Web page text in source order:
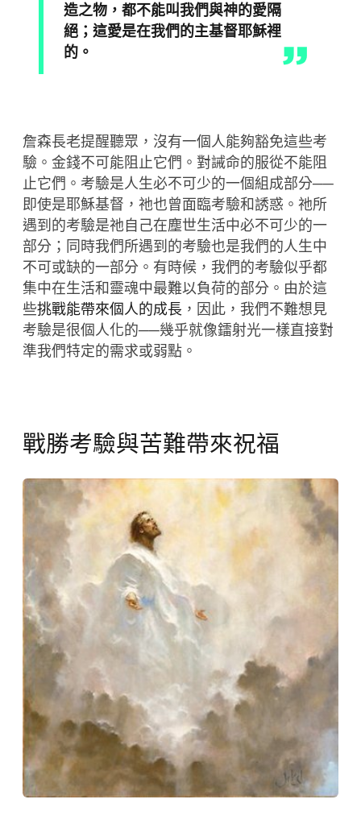
造之物，都不能叫我們與神的愛隔
絕；這愛是在我們的主基督耶穌裡
的。
詹森長老提醒聽眾，沒有一個人能夠豁免這些考
驗。金錢不可能阻止它們。對誡命的服從不能阻
止它們。考驗是人生必不可少的一個組成部分──
即使是耶穌基督，祂也曾面臨考驗和誘惑。祂所
遇到的考驗是祂自己在塵世生活中必不可少的一
部分；同時我們所遇到的考驗也是我們的人生中
不可或缺的一部分。有時候，我們的考驗似乎都
集中在生活和靈魂中最難以負荷的部分。由於這
些挑戰能帶來個人的成長 ，因此，我們不難想見
考驗是很個人化的──幾乎就像鐳射光一樣直接對
準我們特定的需求或弱點。
戰勝考驗與苦難帶來祝福